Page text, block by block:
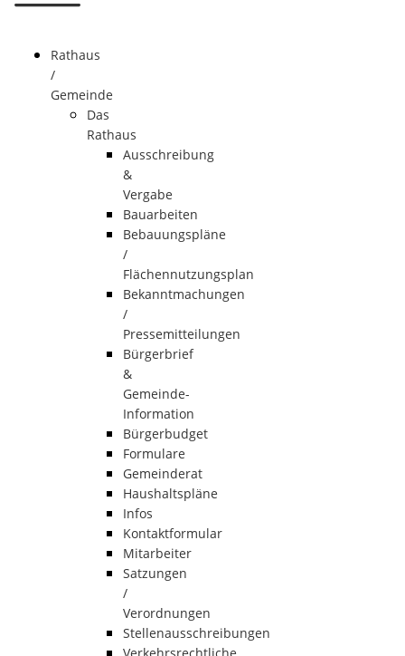
Rathaus
/
Gemeinde
Das
Rathaus
Ausschreibung
&
Vergabe
Bauarbeiten
Bebauungspläne
/
Flächennutzungsplan
Bekanntmachungen
/
Pressemitteilungen
Bürgerbrief
&
Gemeinde-
Information
Bürgerbudget
Formulare
Gemeinderat
Haushaltspläne
Infos
Kontaktformular
Mitarbeiter
Satzungen
/
Verordnungen
Stellenausschreibungen
Verkehrsrechtliche